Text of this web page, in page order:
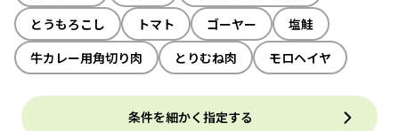
とうもろこし
トマト ゴーヤー
塩鮭
牛カレー用角切り肉
とりむね肉 モロヘイヤ
条件を細かく指定する